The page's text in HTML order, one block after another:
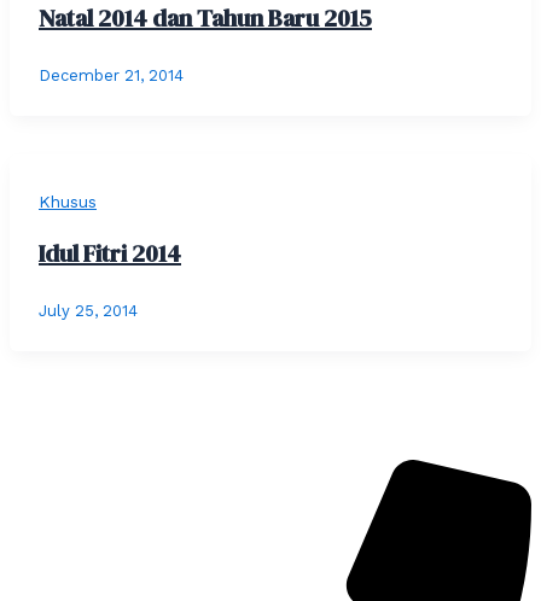
Natal 2014 dan Tahun Baru 2015
December 21, 2014
Khusus
Idul Fitri 2014
July 25, 2014